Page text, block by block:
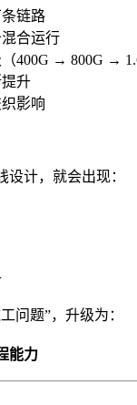
链路
合运行
400G → 800G →
升
影响
设计，就会出现：
问题”，升级为：
能力